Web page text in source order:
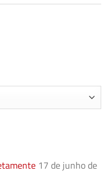
17 de junho de